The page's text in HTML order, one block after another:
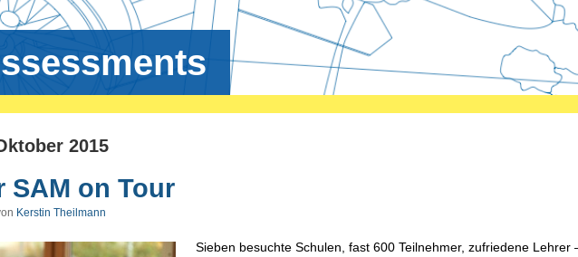
2015
SAM on Tour
Kerstin Theilmann
Sieben besuchte Schulen, fast 600 Teilnehmer, zufriedene Lehrer